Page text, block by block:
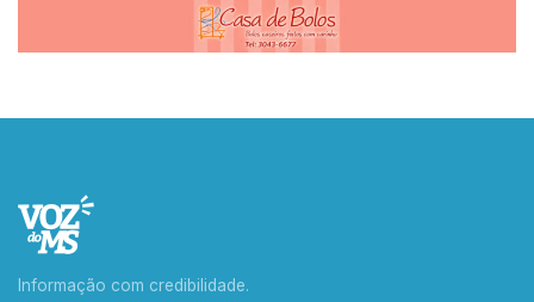
Informação com credibilidade.